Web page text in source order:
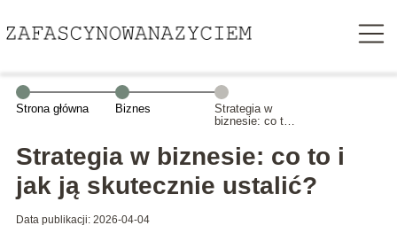
Strona główna Biznes
Strategia w
biznesie: co to i
skutecznie
ustalić?
Strategia w biznesie: co to i
jak ją skutecznie ustalić?
Data publikacji: 2026-04-04